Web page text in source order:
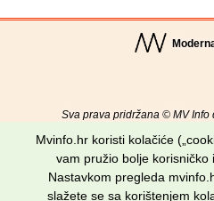
Sva prava pridržana © MV Info
Uvjeti
Potraži
Mvinfo.hr koristi kolačiće
vam pružio bolje korisničko
Nastavkom pregleda
slažete se sa korištenjem